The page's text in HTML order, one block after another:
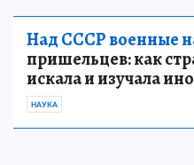
Над СССР военные
пришельцев: как
искала и изучала
НАУКА